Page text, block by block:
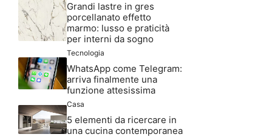
Grandi lastre in gres
porcellanato effetto
marmo: lusso e praticità
per interni da sogno
Tecnologia
WhatsApp come Telegram:
arriva finalmente una
funzione attesissima
Casa
5 elementi da ricercare in
una cucina contemporanea